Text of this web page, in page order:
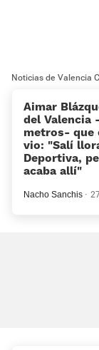
Noticias de Valencia
Aimar
del Valencia
metros- que
vio: «Salí
Deportiva,
acaba allí»
Nacho Sanchis